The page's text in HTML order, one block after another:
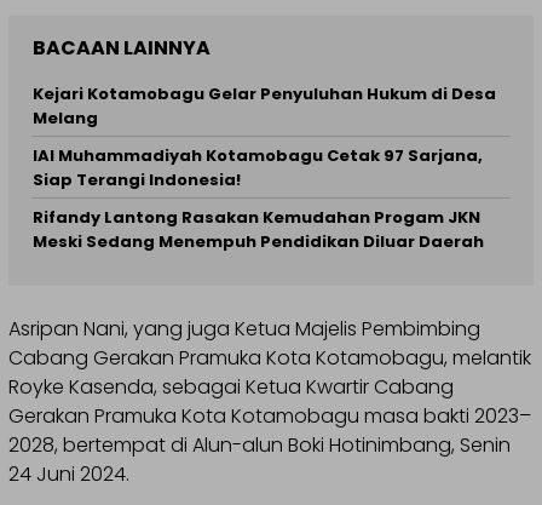
BACAAN LAINNYA
Kejari Kotamobagu Gelar Penyuluhan Hukum di Desa
Melang
IAI Muhammadiyah Kotamobagu Cetak 97 Sarjana,
Siap Terangi Indonesia!
Rifandy Lantong Rasakan Kemudahan Progam JKN
Meski Sedang Menempuh Pendidikan Diluar Daerah
Asripan Nani, yang juga Ketua Majelis Pembimbing
Cabang Gerakan Pramuka Kota Kotamobagu, melantik
Royke Kasenda, sebagai Ketua Kwartir Cabang
Gerakan Pramuka Kota Kotamobagu masa bakti 2023–
2028, bertempat di Alun-alun Boki Hotinimbang, Senin
24 Juni 2024.